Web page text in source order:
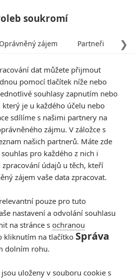
of Monsters
fotkách a v
18:06
soukromí
❯
Oprávněný zájem Partneři
dat můžete přijmout
pomocí tlačítek níže nebo
souhlasy zapnutím nebo
je u každého účelu nebo
sdílíme s našimi partnery na
zájmu. V záložce s
našich partnerů. Máte zde
pro každého z nich i
údajů u těch, kteří
zájem vaše data zpracovat.
pouze pro tuto
nastavení a odvolání souhlasu
na stránce s ochranou
kliknutím na tlačítko Správa
dolním rohu.
uloženy v souboru cookie s